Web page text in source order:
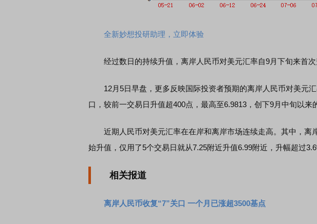
全新妙想投研助理，立即体验
经过数日的持续升值，离岸人民币对美元汇率自9月下旬来首次
12月5日早盘，更多反映国际投资者预期的离岸人民币对美元汇
口，较前一交易日升值超400点，最高至6.9813，创下9月中旬以来
近期人民币对美元汇率在在岸和离岸市场连续走高。其中，离
始升值，仅用了5个交易日就从7.25附近升值6.99附近，升幅超过
相关报道
离岸人民币收复“7”关口 一个月已涨超3500基点